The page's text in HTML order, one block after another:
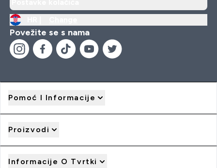
Povežite se s nama
Pomoć I Informacije
Proizvodi
Informacije O Tvrtki